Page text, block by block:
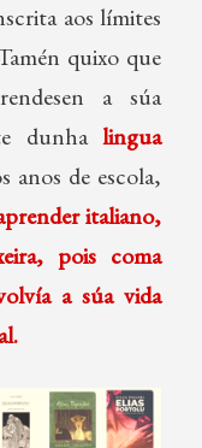
aos límites
quixo que
a súa
dunhalingua
anos de escola,
italiano,
pois coma
a súa vida